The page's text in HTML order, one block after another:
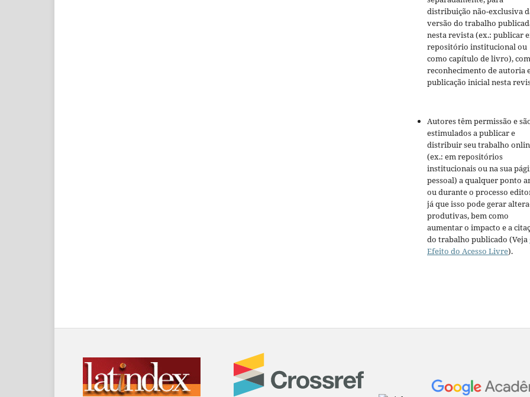
distribuição não-exclusiva
versão do trabalho
nesta revista (ex.: publicar
repositório institucional ou
como capítulo de livro), com
reconhecimento de autoria
publicação inicial nesta
Autores têm permissão e
estimulados a publicar e
distribuir seu trabalho
(ex.: em repositórios
institucionais ou na sua
pessoal) a qualquer ponto
ou durante o processo
já que isso pode gerar
produtivas, bem como
aumentar o impacto e a
do trabalho publicado (Veja
Efeito do Acesso Livre).